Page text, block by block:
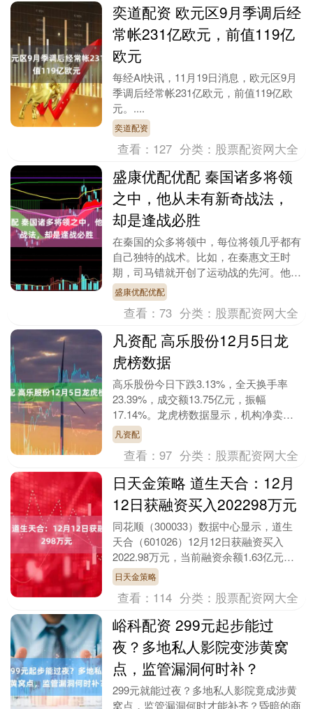
奕道配资 欧元区9月季调后经
常帐231亿欧元，前值119亿
欧元
每经AI快讯，11月19日消息，欧元区9月
季调后经常帐231亿欧元，前值119亿欧
元。....
奕道配资
查看： 127 分类： 股票配资网大全
盛康优配优配 秦国诸多将领
之中，他从未有新奇战法，
却是逢战必胜
在秦国的众多将领中，每位将领几乎都有
自己独特的战术。比如，在秦惠文王时
期，司马错就开创了运动战的先河。他带
领军队长途跋涉上千里，放弃了重型装
备，凭借轻装兵力成功....
盛康优配优配
查看：73 分类： 股票配资网大全
凡资配 高乐股份12月5日龙
虎榜数据
高乐股份今日下跌3.13%，全天换手率
23.39%，成交额13.75亿元，振幅
17.14%。龙虎榜数据显示，机构净卖出
680.75万元，营业部席位合计净卖出42....
凡资配
查看：97 分类： 股票配资网大全
日天金策略 道生天合：12月
12日获融资买入202298万元
同花顺（300033）数据中心显示，道生
天合（601026）12月12日获融资买入
2022.98万元，当前融资余额1.63亿元，
占流通市值的7.36%，超过历史....
日天金策略
查看： 114 分类： 股票配资网大全
峪科配资 299元起步能过
夜？多地私人影院变涉黄窝
点，监管漏洞何时补？
299元就能过夜？多地私人影院竟成涉黄
窝点，监管漏洞何时才能补齐？昏暗的商